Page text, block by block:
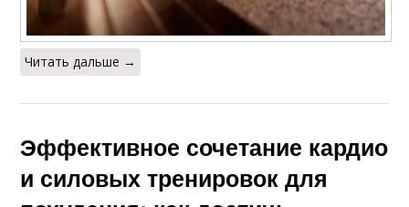
Читать дальше →
Эффективное сочетание кардио
и силовых тренировок для